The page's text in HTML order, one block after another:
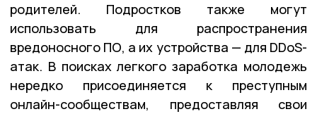
родителей. Подростков также могут
использовать для распространения
вредоносного ПО, а их устройства — для DDoS-
атак. В поисках легкого заработка молодежь
нередко присоединяется к преступным
онлайн-сообществам, предоставляя свои